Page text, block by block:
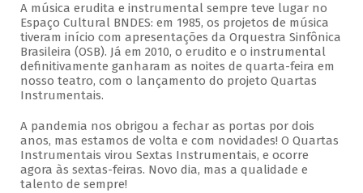
A música erudita e instrumental sempre teve lugar no
Espaço Cultural BNDES: em 1985, os projetos de música
tiveram início com apresentações da Orquestra Sinfônica
Brasileira (OSB). Já em 2010, o erudito e o instrumental
definitivamente ganharam as noites de quarta-feira em
nosso teatro, com o lançamento do projeto Quartas
Instrumentais.
A pandemia nos obrigou a fechar as portas por dois
anos, mas estamos de volta e com novidades! O Quartas
Instrumentais virou Sextas Instrumentais, e ocorre
agora às sextas-feiras. Novo dia, mas a qualidade e
talento de sempre!